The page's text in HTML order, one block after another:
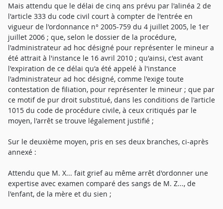
Mais attendu que le délai de cinq ans prévu par l'alinéa 2 de
l'article 333 du code civil court à compter de l'entrée en
vigueur de l'ordonnance n° 2005-759 du 4 juillet 2005, le 1er
juillet 2006 ; que, selon le dossier de la procédure,
l'administrateur ad hoc désigné pour représenter le mineur a
été attrait à l'instance le 16 avril 2010 ; qu'ainsi, c'est avant
l'expiration de ce délai qu'a été appelé à l'instance
l'administrateur ad hoc désigné, comme l'exige toute
contestation de filiation, pour représenter le mineur ; que par
ce motif de pur droit substitué, dans les conditions de l'article
1015 du code de procédure civile, à ceux critiqués par le
moyen, l'arrêt se trouve légalement justifié ;
Sur le deuxième moyen, pris en ses deux branches, ci-après
annexé :
Attendu que M. X... fait grief au même arrêt d'ordonner une
expertise avec examen comparé des sangs de M. Z..., de
l'enfant, de la mère et du sien ;